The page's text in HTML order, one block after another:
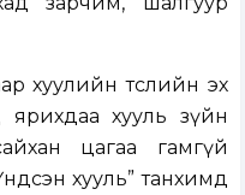
хуулийн төслийн эх
ярихдаа хууль зүйн
цагаа гамгүй
хууль” танхимд